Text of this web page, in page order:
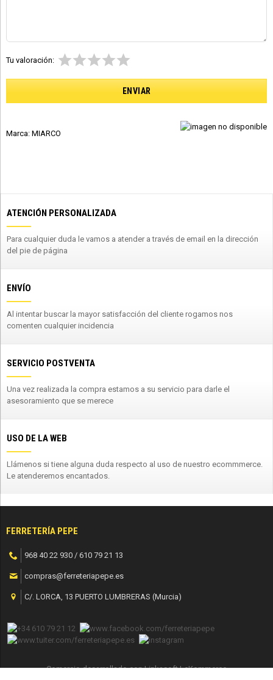
Tu valoración:
Marca: MIARCO
ATENCIÓN PERSONALIZADA
Para cualquier duda le vamos a atender a través de email en la dirección
del pie de página
ENVÍO
Al intentar buscar la mayor satisfacción del cliente rogamos nos
comenten cualquier incidencia
SERVICIO POSTVENTA
Una vez realizada la compra estamos a su servicio para darle el
asesoramiento que se merece
USO DE LA WEB
Llámenos si tiene alguna duda respecto al uso de nuestro ecommmerce.
Le atenderemos encantados.
FERRETERÍA PEPE
968 40 22 930 / 610 79 21 13
compras@ferreteriapepe.es
C/. LORCA, 13 PUERTO LUMBRERAS (Murcia)
Comercio desarrollado conLinkasoft LeKommerce